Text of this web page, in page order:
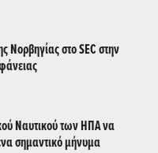
Νορβηγίας στο SEC στην
Ναυτικού των ΗΠΑ να
σημαντικό μήνυμα